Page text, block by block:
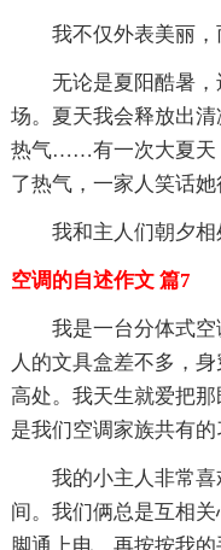
我不仅外表美丽，
无论是夏阳酷暑，
场。夏天我会释放出
热气……有一次大夏天
了热气，一家人笑话她
我和主人们朝夕相
空调的自述作文 篇7
我是一台分体式空
人的文具盒差不多，
高处。我天生就爱把
是我们空调家族共有的
我的小主人非常喜
间。我们俩总是互相